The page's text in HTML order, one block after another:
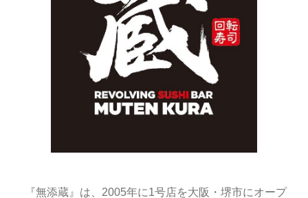
『無添蔵』は、2005年に1号店を大阪・堺市にオープ